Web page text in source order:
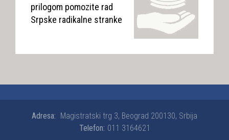
prilogom pomozite rad
Srpske radikalne stranke
Adresa: Magistratski trg 3, Beograd 200130, Srbija
Telefon: 011 3164621